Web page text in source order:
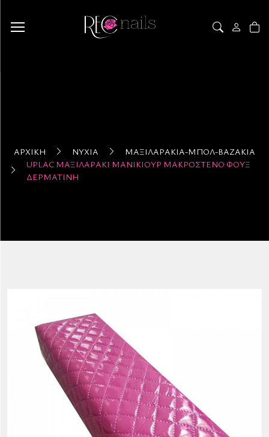
ΑΡΧΙΚΉ ΝΎΧΙΑ
ΜΑΞΙΛΑΡΆΚΙΑ-ΜΠΟΛ-ΒΆΖΑΚΙΑ
UPLAC ΜΑΞΙΛΑΡΆΚΙ ΜΑΝΙΚΙΟΎΡ ΜΑΚΡΌΣΤΕΝΟ ΦΟΎΞ
ΔΕΡΜΑΤΊΝΗ